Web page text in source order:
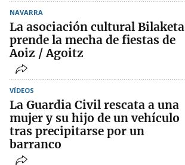
NAVARRA
La asociación cultural Bilaketa
prende la mecha de fiestas de
Aoiz / Agoitz
VÍDEOS
La Guardia Civil rescata a una
mujer y su hijo de un vehículo
tras precipitarse por un
barranco